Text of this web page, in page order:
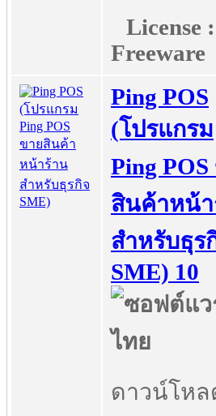
License :
Freeware
Ping POS
(โปรแกรม
Ping
สินค้าหน้
สำหรับธุร
SME) 10
ดาวน์โหล